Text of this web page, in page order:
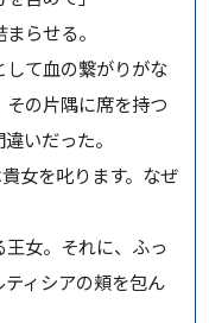
らせる。
て血の繋がりがな
の片隅に席を持つ
いだった。
女を叱ります。なぜ
女。それに、ふっ
ィシアの頬を包ん